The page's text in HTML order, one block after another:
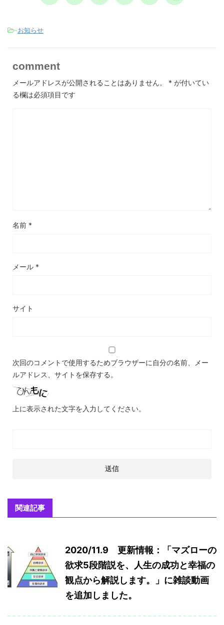
-お知らせ
comment
メールアドレスが公開されることはありません。 * が付いてい
る欄は必須項目です
名前 *
メール *
サイト
次回のコメントで使用するためブラウザーに自分の名前、メー
ルアドレス、サイトを保存する。
上に表示された文字を入力してください。
関連記事
2020/11.9 更新情報：「マズローの
欲求5段階説を、人生の成功と幸福の
観点から解説します。」に雑談動画
を追加しました。